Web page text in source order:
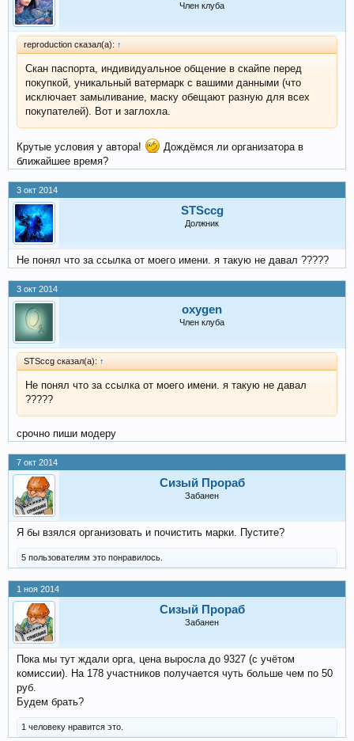
Член клуба
reproduction сказал(а): ↑
Скан паспорта, индивидуальное общение в скайпе перед
покупкой, уникальный ватермарк с вашими данными (что
исключает замыливание, маску обещают разную для всех
покупателей). Вот и заглохла.
Крутые условия у автора!
Дождёмся ли организатора в
ближайшее время?
3 окт 2014
STSccg
Должник
Не понял что за ссылка от моего имени. я такую не давал ?????
3 окт 2014
oxygen
Член клуба
STSccg сказал(а): ↑
Не понял что за ссылка от моего имени. я такую не давал
?????
срочно пиши модеру
7 окт 2014
Сизый Прораб
Забанен
Я бы взялся организовать и почистить марки. Пустите?
5 пользователям это понравилось.
1 ноя 2014
Сизый Прораб
Забанен
Пока мы тут ждали орга, цена выросла до 9327 (с учётом
комиссии). На 178 участников получается чуть больше чем по 50
руб.
Будем брать?
1 человеку нравится это.